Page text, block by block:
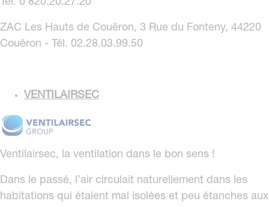
Tél. 0 820.20.27.20
ZAC Les Hauts de Couëron, 3 Rue du Fonteny, 44220
Couëron - Tél. 02.28.03.99.50
VENTILAIRSEC
Ventilairsec, la ventilation dans le bon sens !
Dans le passé, l’air circulait naturellement dans les
habitations qui étaient mal isolées et peu étanches aux